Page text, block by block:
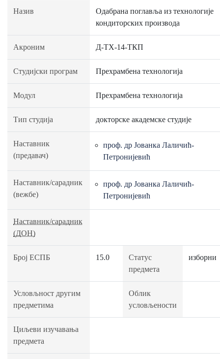
Назив
Одабрана поглавља из технологије
кондиторских производа
Акроним Д-ТХ-14-ТКП
Студијски програм Прехрамбена технологија
Модул Прехрамбена технологија
Тип студија докторске академске студије
Наставник
(предавач)
проф. др Јованка Лаличић-
Петронијевић
Наставник/сарадник
(вежбе)
проф. др Јованка Лаличић-
Петронијевић
Наставник/сарадник
(ДОН)
Број ЕСПБ 15.0
Статус
предмета
изборни
Условљност другим
предметима
Облик
условљености
Циљеви изучавања
предмета